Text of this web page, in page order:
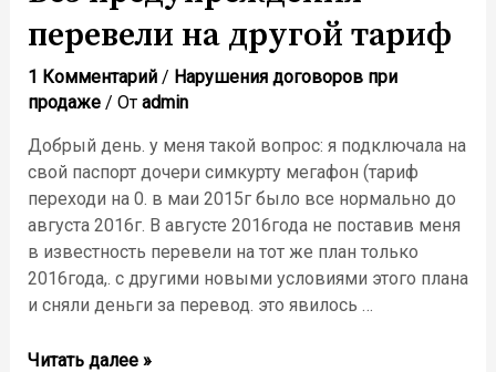
перевели на другой тариф
1 Комментарий / Нарушения договоров при
продаже/ От admin
Добрый день. у меня такой вопрос: я подключала на
свой паспорт дочери симкурту мегафон (тариф
переходи на 0. в маи 2015г было все нормально до
августа 2016г. В августе 2016года не поставив меня
в известность перевели на тот же план только
2016года,. с другими новыми условиями этого плана
и сняли деньги за перевод. это явилось …
Читать далее »